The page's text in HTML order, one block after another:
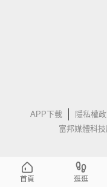
APP下載 隱私權
富邦媒體科
首頁 逛逛